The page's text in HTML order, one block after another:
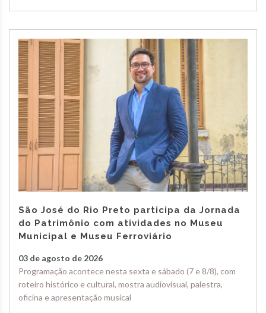
São José do Rio Preto participa da Jornada
do Patrimônio com atividades no Museu
Municipal e Museu Ferroviário
03 de agosto de 2026
Programação acontece nesta sexta e sábado (7 e 8/8), com
roteiro histórico e cultural, mostra audiovisual, palestra,
oficina e apresentação musical